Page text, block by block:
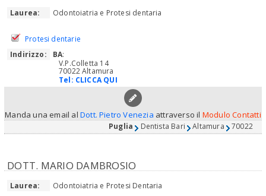
Laurea: Odontoiatria e Protesi dentaria
Protesi dentarie
Indirizzo:
BA:
V.P.Colletta 14
70022 Altamura
Tel: CLICCA QUI
Manda una email al Dott. Pietro Venezia attraverso il Modulo Contatti
Puglia Dentista Bari Altamura 70022
DOTT. MARIO DAMBROSIO
Laurea: Odontoiatria e Protesi Dentaria